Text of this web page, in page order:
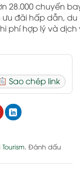
28.000 chuyến
đãi hấp dẫn,
phí hợp lý và
Sao chép link
. Đánh dấu